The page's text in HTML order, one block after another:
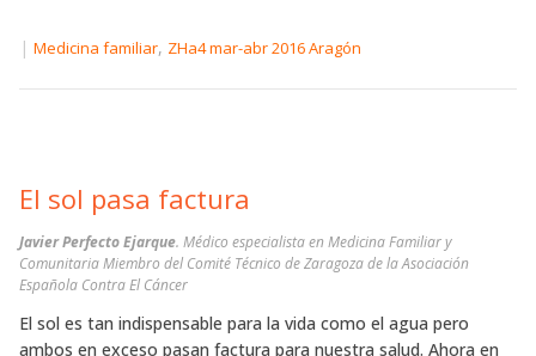
| Medicina familiar, ZHa4 mar-abr 2016 Aragón
El sol pasa factura
Javier Perfecto Ejarque. Médico especialista en Medicina Familiar y
Comunitaria Miembro del Comité Técnico de Zaragoza de la Asociación
Española Contra El Cáncer
El sol es tan indispensable para la vida como el agua pero
ambos en exceso pasan factura para nuestra salud. Ahora en